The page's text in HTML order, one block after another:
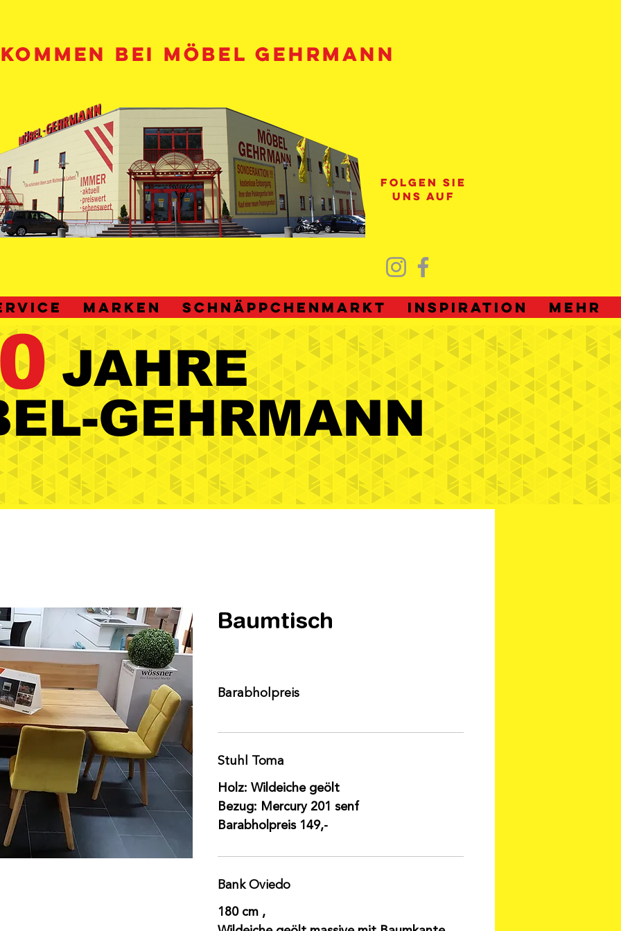
BEI MÖBEL GEHRMANN
folgen sie
uns auf
MARKEN Schnäppchenmarkt Inspiration Mehr
JAHRE
GEHRMANN
JAHRE
GEHRMANN
Baumtisch
Barabholpreis
Stuhl Toma
Holz: Wildeiche geölt
Bezug: Mercury 201 senf
Barabholpreis 149,-
Bank Oviedo
180 cm ,